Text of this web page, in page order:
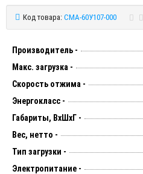
Код товара: СМА-60У107-000
Производитель -
Макс. загрузка -
Скорость отжима -
Энергокласс -
Габариты, ВхШхГ -
Вес, нетто -
Тип загрузки -
Электропитание -